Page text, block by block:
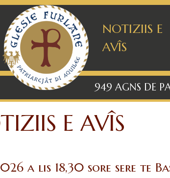
NOTIZIIS E
AVÎS
949 AGNS DE
E AVÎS
a lis 18,30 sore sere te